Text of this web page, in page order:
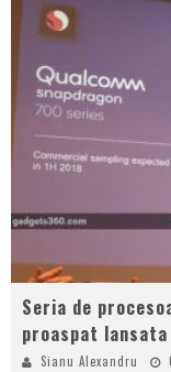
Seria de
proaspat lansata
Sianu Alexandru